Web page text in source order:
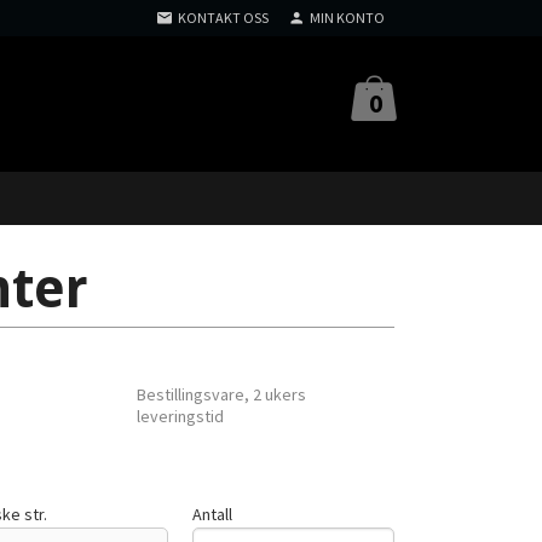
KONTAKT OSS MIN KONTO
0
Bestillingsvare, 2 ukers
leveringstid
str. Antall